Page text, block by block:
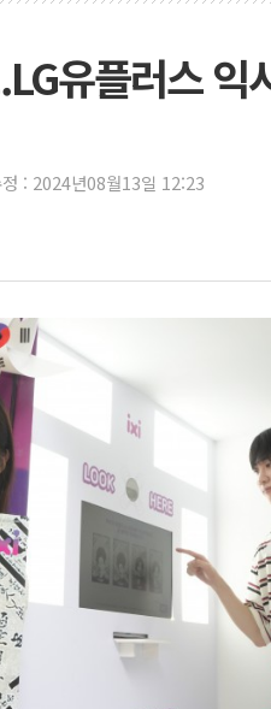
유플러스 익
: 2024년08월13일 12:23